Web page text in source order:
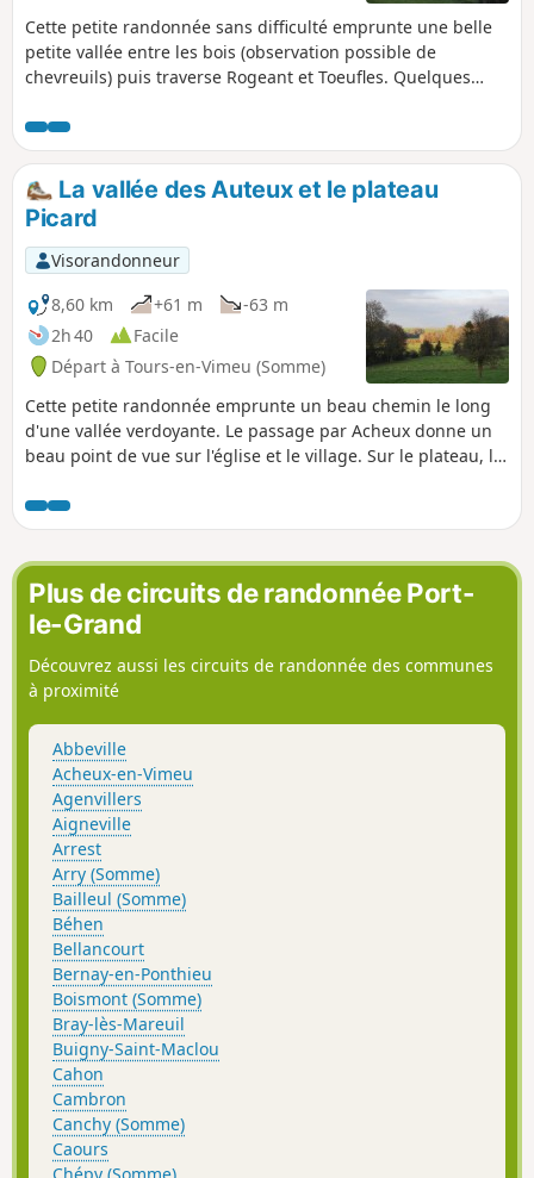
Cette petite randonnée sans difficulté emprunte une belle
petite vallée entre les bois (observation possible de
chevreuils) puis traverse Rogeant et Toeufles. Quelques
Rogeant et de Toeufles sont à remarquer. La remontée sur
le plateau permet un beau point de vue sur la vallée de la
Trie, avant le retour vers Houdent.
La vallée des Auteux et le plateau
Picard
Visorandonneur
8,60 km
+61 m
-63 m
2h 40
Facile
Départ à Tours-en-Vimeu (Somme)
Cette petite randonnée emprunte un beau chemin le long
d'une vallée verdoyante. Le passage par Acheux donne un
beau point de vue sur l'église et le village. Sur le plateau, la
Plus de circuits de randonnée Port-
le-Grand
Découvrez aussi les circuits de randonnée des communes
à proximité
Abbeville
Acheux-en-Vimeu
Agenvillers
Aigneville
Arrest
Arry (Somme)
Bailleul (Somme)
Béhen
Bellancourt
Bernay-en-Ponthieu
Boismont (Somme)
Bray-lès-Mareuil
Buigny-Saint-Maclou
Cahon
Cambron
Canchy (Somme)
Caours
Chépy (Somme)